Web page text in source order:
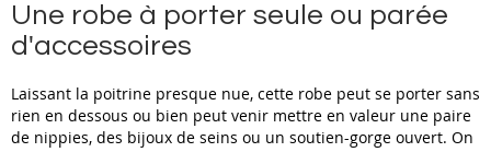
Une robe à porter seule ou parée
d'accessoires
Laissant la poitrine presque nue, cette robe peut se porter sans
rien en dessous ou bien peut venir mettre en valeur une paire
de nippies, des bijoux de seins ou un soutien-gorge ouvert. On